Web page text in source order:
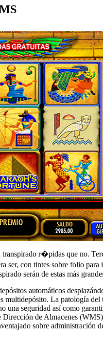
r�pidas que no.
con tintes sobre folio
serán de estas más
automáticos
multidepósito. La patologí­a
una seguridad así­ como
de Almacenes
sobre administración